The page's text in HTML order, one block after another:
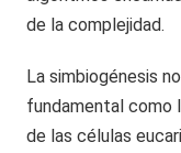
de la complejidad.
La simbiogénesis
fundamental como
de las células